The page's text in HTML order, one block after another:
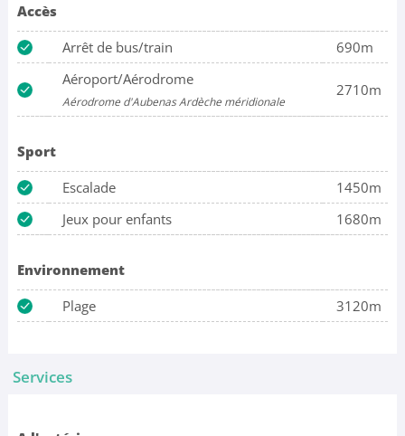
Accès
Arrêt de bus/train
690m
Aéroport/Aérodrome
Aérodrome d'Aubenas Ardèche méridionale
2710m
Sport
Escalade
1450m
Jeux pour enfants
1680m
Environnement
Plage
3120m
Services